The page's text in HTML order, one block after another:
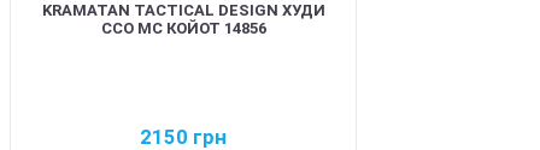
KRAMATAN TACTICAL DESIGN ХУДИ
ССО МС КОЙОТ 14856
2150 грн